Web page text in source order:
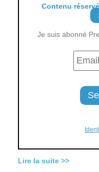
Contenu
Je suis abonné
Lire la suite >>